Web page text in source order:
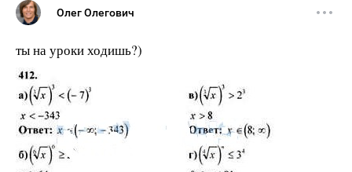
Олег Олегович
ты на уроки ходишь?)